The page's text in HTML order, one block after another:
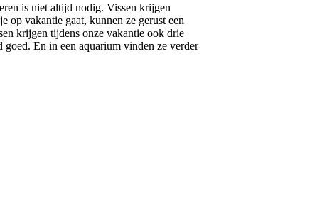
is niet altijd nodig. Vissen krijgen
op vakantie gaat, kunnen ze gerust een
krijgen tijdens onze vakantie ook drie
goed. En in een aquarium vinden ze verder